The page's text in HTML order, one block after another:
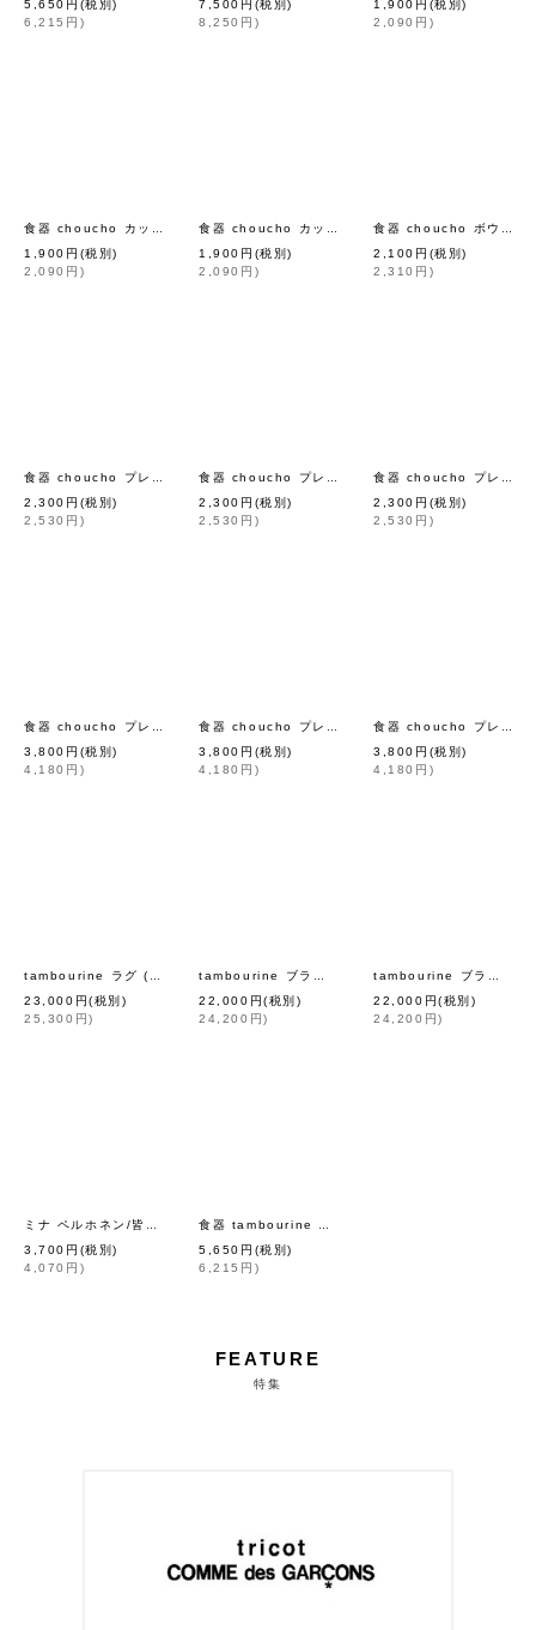
5,650 円 (税別)
6,215 円 )
7,500 円 (税別)
8,250 円 )
1,900 円 (税別)
2,090 円 )
食器 choucho カップ mina perhonen]
1,900 円 (税別)
2,090 円 )
食器 choucho カップ（MT） [ mina perhonen]
1,900 円 (税別)
2,090 円 )
食器 choucho ボウル（BP7002P）
2,100 円 (税別)
2,310 円 )
食器 choucho プレート 小 (BP7003P) [ mina perhonen ]
2,300 円 (税別)
2,530 円 )
食器 choucho プレート 小 [mina perhonen]
2,300 円 (税別)
2,530 円 )
食器 choucho プレート 小 (MT)
2,300 円 (税別)
2,530 円 )
食器 choucho プレート 大 (BG) [ mina perhonen
3,800 円 (税別)
4,180 円 )
食器 choucho プレート 大 [mina perhonen]
3,800 円 (税別)
4,180 円 )
食器 choucho プレート 大 (MT)
3,800 円 (税別)
4,180 円 )
tambourine ラグ (YW) mina perhonen]
23,000 円(税別)
25,300 円)
tambourine ブランケット (ACA7499:GY) [mina
22,000 円(税別)
24,200 円)
tambourine ブランケット (ACA7499:BK)
22,000 円(税別)
24,200 円)
ミナ ペルホネン/皆川明 つづく 展覧会カタログ
3,700 円 (税別)
4,070 円 )
食器 tambourine プレート L（DBL）
5,650 円 (税別)
6,215 円 )
FEATURE
特集